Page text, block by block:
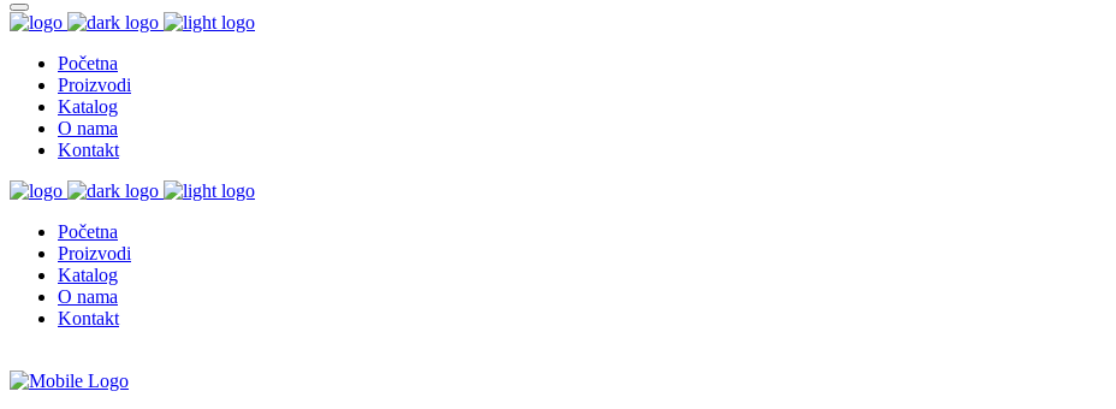
Početna
Proizvodi
Katalog
O nama
Kontakt
Početna
Proizvodi
Katalog
O nama
Kontakt